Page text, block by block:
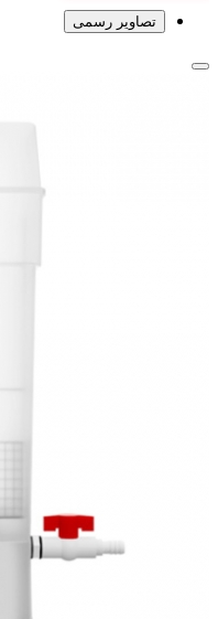
تصاویر رسمی